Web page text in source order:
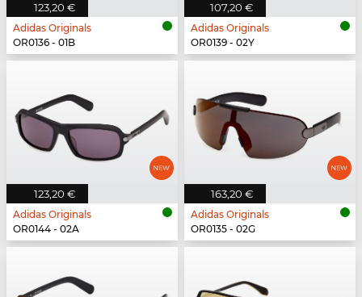
123,20 €
Adidas Originals
OR0136 - 01B
107,20 €
Adidas Originals
OR0139 - 02Y
123,20 €
Adidas Originals
OR0144 - 02A
163,20 €
Adidas Originals
OR0135 - 02G